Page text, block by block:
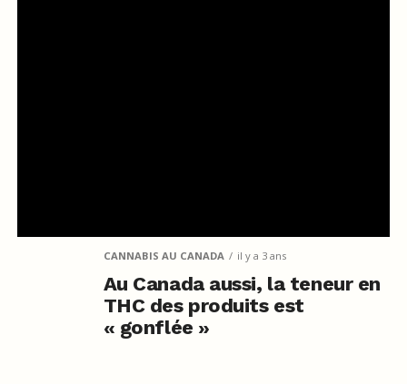
CANNABIS AU CANADA il y a 3 ans
Au Canada aussi, la teneur en
THC des produits est
« gonflée »